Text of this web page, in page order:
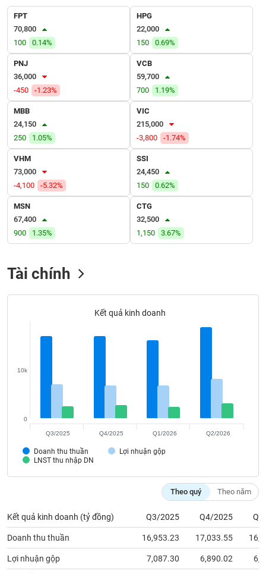
FPT
70,800
100
0.14%
HPG
22,000
150
0.69%
PNJ
36,000
-450
-1.23%
VCB
59,700
700
1.19%
MBB
24,150
250
1.05%
VIC
215,000
-3,800
-1.74%
VHM
73,000
-4,100
-5.32%
SSI
24,450
150
0.62%
MSN
67,400
900
1.35%
CTG
32,500
1,150
3.67%
Tài chính
Kết quả kinh doanh
Doanh thu thuần
Lợi nhuận gộp
LNST thu nhập DN
0
10k
Q3/2025 Q4/2025 Q1/2026 Q2/2026
Theo quý Theo năm
Kết quả kinh doanh (tỷ đồng) Q3/2025 Q4/2025
Doanh thu thuần 16,953.23 17,033.55
Lợi nhuận gộp 7,087.30 6,890.02
VỤ
TRUYỀN
THÔNG
TIỆN
ÍCH
BẤT
ĐỘNG
SẢN
Mã
chứng
khoán
(-)
Tất cả Cổ phiếu
của
tác
Báo
cáo
phân
tích
(-)